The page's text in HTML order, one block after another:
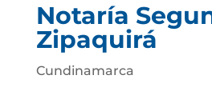
Notaría
Zipaquirá
Cundinamarca